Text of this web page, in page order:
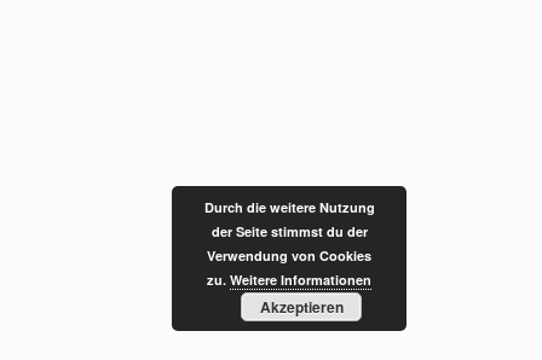
Durch die weitere Nutzung
der Seite stimmst du der
Verwendung von Cookies
zu. Weitere Informationen
Akzeptieren